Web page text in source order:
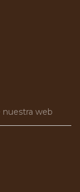
nuestra web